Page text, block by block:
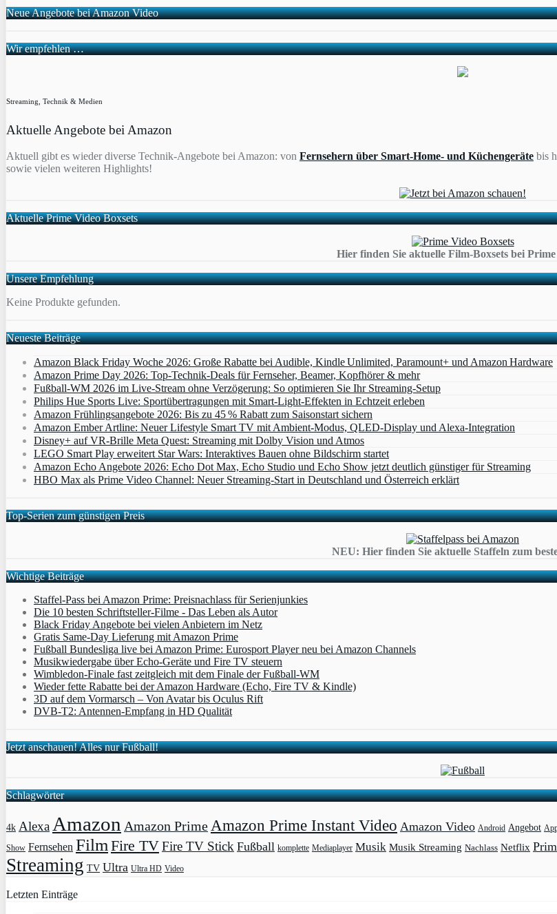
Neue Angebote bei Amazon Video
Wir empfehlen …
Streaming, Technik & Medien
Aktuelle Angebote bei Amazon
Aktuell gibt es wieder diverse Technik-Angebote bei Amazon: von Fernsehern über Smart-Home- und Küchengeräte bis
sowie vielen weiteren Highlights!
Aktuelle Prime Video Boxsets
Hier finden Sie aktuelle Film-Boxsets bei
Unsere Empfehlung
Keine Produkte gefunden.
Neueste Beiträge
Amazon Black Friday Woche 2026: Große Rabatte bei Audible, Kindle Unlimited, Paramount+ und Amazon Hardware
Amazon Prime Day 2026: Top-Technik-Deals für Fernseher, Beamer, Kopfhörer & mehr
Fußball-WM 2026 im Live-Stream ohne Verzögerung: So optimieren Sie Ihr Streaming-Setup
Philips Hue Sports Live: Sportübertragungen mit Smart‑Light‑Effekten in Echtzeit erleben
Amazon Frühlingsangebote 2026: Bis zu 45 % Rabatt zum Saisonstart sichern
Amazon Ember Artline: Neuer Lifestyle Smart TV mit Ambient‑Modus, QLED‑Display und Alexa‑Integration
Disney+ auf VR-Brille Meta Quest: Streaming mit Dolby Vision und Atmos
LEGO Smart Play erweitert Star Wars: Interaktives Bauen ohne Bildschirm startet
Amazon Echo Angebote 2026: Echo Dot Max, Echo Studio und Echo Show jetzt deutlich günstiger für Streaming
HBO Max als Prime Video Channel: Neuer Streaming‑Start in Deutschland und Österreich erklärt
Top-Serien zum günstigen Preis
NEU: Hier finden Sie aktuelle Staffeln zum
Wichtige Beiträge
Staffel-Pass bei Amazon Prime: Preisnachlass für Serienjunkies
Die 10 besten Schriftsteller-Filme - Das Leben als Autor
Black Friday Angebote bei vielen Anbietern im Netz
Gratis Same-Day Lieferung mit Amazon Prime
Fußball Bundesliga live bei Amazon Prime: Eurosport Player neu bei Amazon Channels
Musikwiedergabe über Echo-Geräte und Fire TV steuern
Wimbledon-Finale fast zeitgleich mit dem Finale der Fußball-WM
Wieder fette Rabatte bei der Amazon Hardware (Echo, Fire TV & Kindle)
3D auf dem Vormarsch – Von Avatar bis Oculus Rift
DVB-T2: Antennen-Empfang in HD Qualität
Jetzt anschauen! Alles nur Fußball!
Schlagwörter
4k AlexaAmazon Amazon PrimeAmazon Prime Instant Video Amazon Video Android Angebot
Show Fernsehen FilmFire TVFire TV Stick Fußball komplette Mediaplayer Musik Musik Streaming Nachlass Netflix
Streaming TV Ultra Ultra HD Video
Letzten Einträge